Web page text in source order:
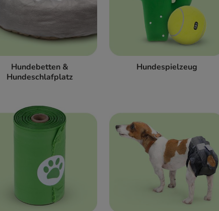
Hundebetten &
Hundeschlafplatz
Hundespielzeug